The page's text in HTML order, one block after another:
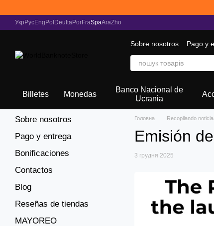
Укр РусEng Pol Deu ItaPorFraSpaAraZho
Sobre nosotros Pago y
Recopilando noticias
Billetes Monedas
Banco Nacional de
Ucrania
Головна Recopilando
Emisión
3 грудня 2025
Sobre nosotros
Pago y entrega
Bonificaciones
Contactos
Blog
Reseñas de tiendas
MAYOREO